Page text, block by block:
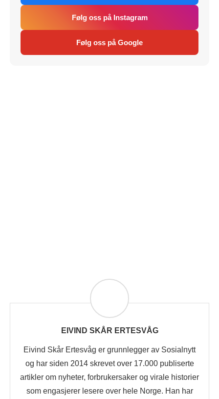
Følg oss på Instagram
Følg oss på Google
EIVIND SKÅR ERTESVÅG
Eivind Skår Ertesvåg er grunnlegger av Sosialnytt
og har siden 2014 skrevet over 17.000 publiserte
artikler om nyheter, forbrukersaker og virale historier
som engasjerer lesere over hele Norge. Han har